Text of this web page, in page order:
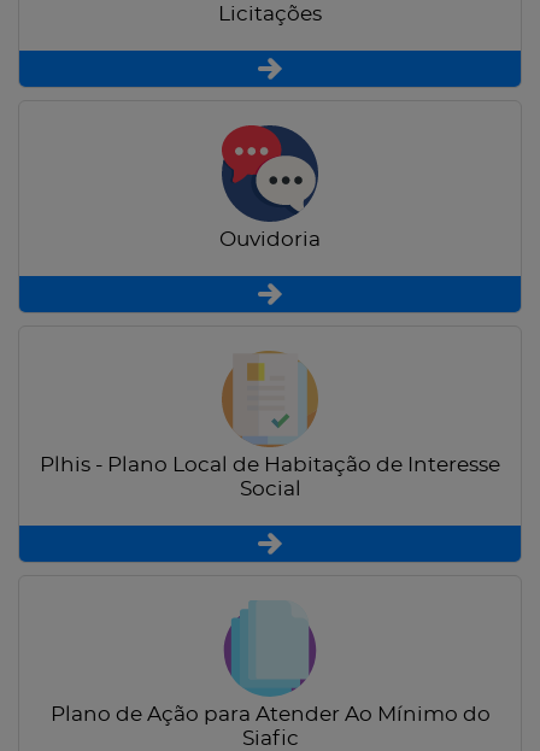
Licitações
Ouvidoria
Plhis - Plano Local de Habitação de Interesse
Social
Plano de Ação para Atender Ao Mínimo do
Siafic